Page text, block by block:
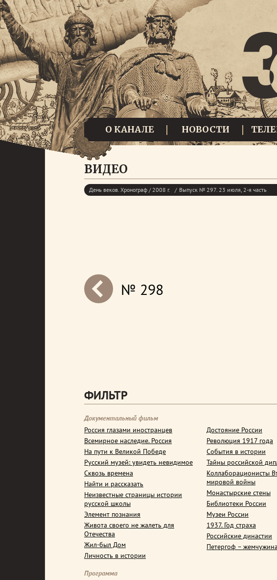
О КАНАЛЕ НОВОСТИ
ВИДЕО
День веков. Хронограф / 2008 г. Выпуск № 297. 23 июля, 2-я часть
next№ 298
ФИЛЬТР
Документальный фильм
Россия глазами иностранцев
Всемирное наследие. Россия
На пути к Великой Победе
Русский музей: увидеть невидимое
Сквозь времена
Найти и рассказать
Неизвестные страницы истории
русской школы
Элемент познания
Живота своего не жалеть для
Отечества
Жил-был Дом
Личность в истории
Достояние России
Революция 1917 года
События в истории
Тайны российской
Коллаборационисты
мировой войны
Монастырские стены
Библиотеки России
Музеи России
1937. Год страха
Российские династии
Петергоф –
Программа